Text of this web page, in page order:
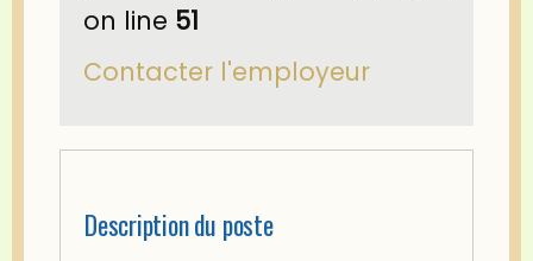
on line 51
Contacter l'employeur
Description du poste